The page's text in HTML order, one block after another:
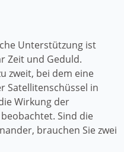
Unterstützung ist
Zeit und Geduld.
zweit, bei dem eine
Satellitenschüssel in
Wirkung der
Sind die
brauchen Sie zwei